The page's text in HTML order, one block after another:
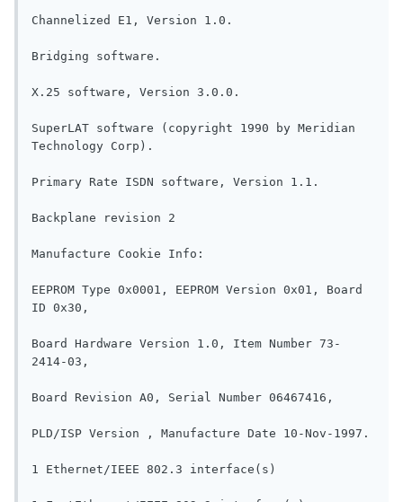
Channelized E1, Version 1.0.
Bridging software.
X.25 software, Version 3.0.0.
SuperLAT software (copyright 1990 by Meridian
Technology Corp).
Primary Rate ISDN software, Version 1.1.
Backplane revision 2
Manufacture Cookie Info:
EEPROM Type 0x0001, EEPROM Version 0x01, Board
ID 0x30,
Board Hardware Version 1.0, Item Number 73-
2414-03,
Board Revision A0, Serial Number 06467416,
PLD/ISP Version , Manufacture Date 10-Nov-1997.
1 Ethernet/IEEE 802.3 interface(s)